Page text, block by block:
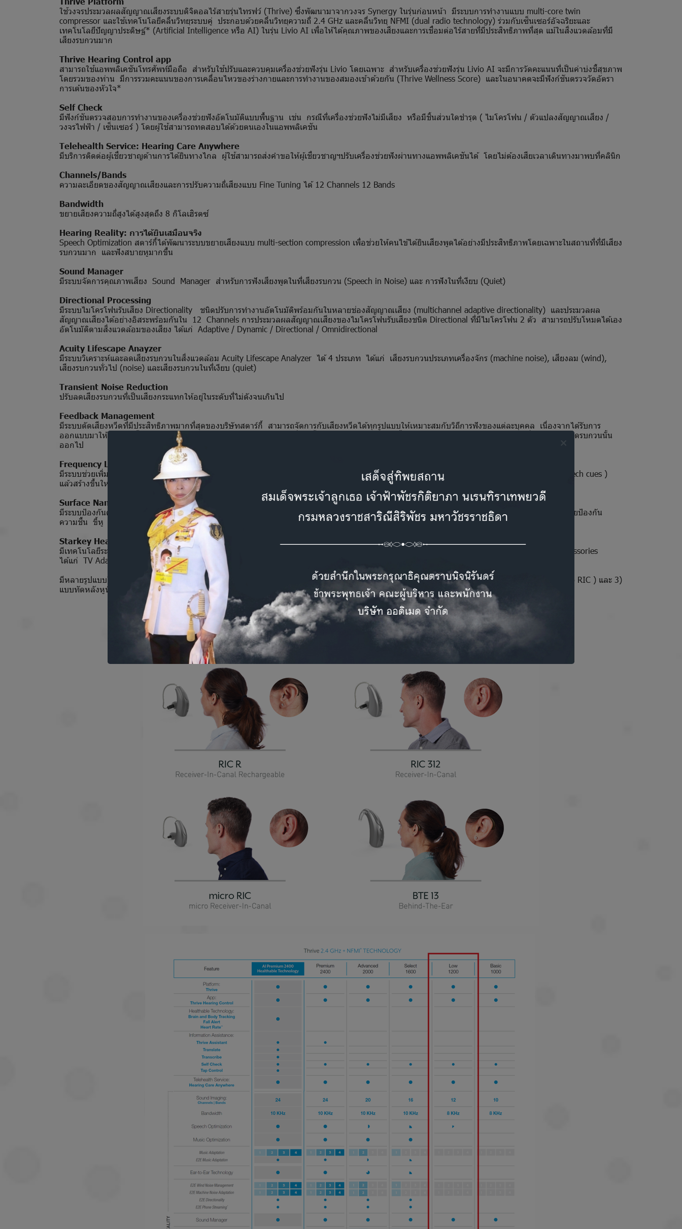
ใช้วงจรประมวลผลสัญญาณเสียงระบบดิจิตอลไร้สายรุ่นไทรฟว์ (Thrive) ซึ่งพัฒนามาจากวงจร Synergy ในรุ่นก่อนหน้า มีระบบการทำงานแบบ multi-core twin
compressor และใช้เทคโนโลยีคลื่นวิทยุระบบคู่ ประกอบด้วยคลื่นวิทยุความถี่ 2.4 GHz และคลื่นวิทยุ NFMI (dual radio technology) ร่วมกับเซ็นเซอร์อัจฉริยะและ
เทคโนโลยีปัญญาประดิษฐ์* (Artificial Intelligence หรือ AI) ในรุ่น Livio AI เพื่อให้ได้คุณภาพของเสียงและการเชื่อมต่อไร้สายที่มีประสิทธิภาพที่สุด แม้ในสิ่งแวดล้อมที่มี
เสียงรบกวนมาก
Thrive Hearing Control app
สามารถใช้แอพพลิเคชันโทรศัพท์มือถือ สำหรับใช้ปรับและควบคุมเครื่องช่วยฟังรุ่น Livio โดยเฉพาะ สำหรับเครื่องช่วยฟังรุ่น Livio AI จะมีการวัดคะแนนที่เป็นค่าบ่งชี้สุขภาพ
โดยรวมของท่าน มีการรวมคะแนนของการเคลื่อนไหวของร่างกายและการทำงานของสมองเข้าด้วยกัน (Thrive Wellness Score) และในอนาคตจะมีฟังก์ชันตรวจวัดอัตรา
การเต้นของหัวใจ*
Self Check
มีฟังก์ชันตรวจสอบการทำงานของเครื่องช่วยฟังอัตโนมัติแบบพื้นฐาน เช่น กรณีที่เครื่องช่วยฟังไม่มีเสียง หรือมีชิ้นส่วนใดชำรุด ( ไมโครโฟน / ตัวแปลงสัญญาณเสียง /
วงจรไฟฟ้า / เซ็นเซอร์ ) โดยผู้ใช้สามารถทดสอบได้ด้วยตนเองในแอพพลิเคชัน
Telehealth Service: Hearing Care Anywhere
มีบริการติดต่อผู้เชี่ยวชาญด้านการได้ยินทางไกล ผู้ใช้สามารถส่งคำขอให้ผู้เชี่ยวชาญฯปรับเครื่องช่วยฟังผ่านทางแอพพลิเคชันได้ โดยไม่ต้องเสียเวลาเดินทางมาพบที่คลินิก
Channels/Bands
ความละเอียดของสัญญาณเสียงและการปรับความถี่เสียงแบบ Fine Tuning ได้ 12 Channels 12 Bands
Bandwidth
ขยายเสียงความถี่สูงได้สูงสุดถึง 8 กิโลเฮิรตซ์
Hearing Reality: การได้ยินเสมือนจริง
Speech Optimization สตาร์กี้ได้พัฒนาระบบขยายเสียงแบบ multi-section compression เพื่อช่วยให้คนไข้ได้ยินเสียงพูดได้อย่างมีประสิทธิภาพโดยเฉพาะในสถานที่ที่มีเสียง
รบกวนมาก และฟังสบายหูมากขึ้น
Sound Manager
มีระบบจัดการคุณภาพเสียง Sound Manager สำหรับการฟังเสียงพูดในที่เสียงรบกวน (Speech in Noise) และ การฟังในที่เงียบ (Quiet)
Directional Processing
มีระบบไมโครโฟนรับเสียง Directionality ชนิดปรับการทำงานอัตโนมัติพร้อมกันในหลายช่องสัญญาณเสียง (multichannel adaptive directionality) และประมวลผล
สัญญาณเสียงได้อย่างอิสระพร้อมกันใน 12 Channels การประมวลผลสัญญาณเสียงของไมโครโฟนรับเสียงชนิด Directional ที่มีไมโครโฟน 2 ตัว สามารถปรับโหมดได้เอง
อัตโนมัติตามสิ่งแวดล้อมของเสียง ได้แก่ Adaptive / Dynamic / Directional / Omnidirectional
Acuity Lifescape Anayzer
มีระบบวิเคราะห์และลดเสียงรบกวนในสิ่งแวดล้อม Acuity Lifescape Analyzer ได้ 4 ประเภท ได้แก่ เสียงรบกวนประเภทเครื่องจักร (machine noise), เสียงลม (wind),
เสียงรบกวนทั่วไป (noise) และเสียงรบกวนในที่เงียบ (quiet)
Transient Noise Reduction
ปรับลดเสียงรบกวนที่เป็นเสียงกระแทกให้อยู่ในระดับที่ไม่ดังจนเกินไป
Feedback Management
มีระบบตัดเสียงหวีดที่มีประสิทธิภาพมากที่สุดของบริษัทสตาร์กี้ สามารถจัดการกับเสียงหวีดได้ทุกรูปแบบให้เหมาะสมกับวิถีการฟังของแต่ละบุคคล เนื่องจากได้รับการ
ออกแบบมาให้สามารถชี้เฉพาะ แยกประเภท และกำจัดเสียงหวีดรบกวนที่เกิดขึ้นในทุกสถานการณ์ เกิดขึ้น แยกเสียงหวีดออก และกำจัดเสียงหึ่งและเสียงหวีดรบกวนนั้น
ออกไป
Frequency Lowering
มีระบบช่วยเพิ่มความสามารถในการได้ยินตามเวลาที่เสียงเกิดขึ้นจริง (Real-time Audibility) โดยการค้นหาสัญญาณเสียงพูดความถี่สูง ( high frequency speech cues )
แล้วสร้างขึ้นใหม่ในช่วงความถี่ที่ต่ำกว่า ช่วยให้ได้คุณภาพเสียงที่ดีและเพิ่มความชัดเจนของเสียงพูดที่ความถี่สูง
Surface NanoShield
มีระบบป้องกันความชื้นที่ทำด้วยวัสดุเคลือบผิวแบบนาโน เคลือบที่เคสของเครื่องช่วยฟัง ชิ้นส่วนต่างๆของเครื่องช่วยฟัง และตัวป้องกันขี้หู Hear Clear เพื่อช่วยป้องกัน
ความชื้น ขี้หู และคราบน้ำมันได้อย่างมีประสิทธิภาพ เพื่อให้เครื่องช่วยฟังมีความทนทาน ลดปัญหาการส่งเครื่องช่วยฟังซ่อมบ่อย
Starkey Hearing Technologies Accessories
มีเทคโนโลยีระบบไร้สาย 2.4 GHz + NFMI Technology ในการเชื่อมต่อเครื่องช่วยฟังกับอุปกรณ์เสริมระบบ ไร้สาย Starkey Hearing Technologies Accessories
ได้แก่ TV Adapter, Remote Microphone+, Mini Remote Microphone และ Remote
มีหลายรูปแบบให้เลือก ได้แก่ 1) แบบทัดหลังหู (BTE) 2) แบบทัดหลังหูที่มีภาคแปลงสัญญาณเสียงอยู่ในช่องหู ขนาดมาตรฐาน (RIC) และขนาดเล็ก ( micro RIC ) และ 3)
แบบทัดหลังหูที่มีภาคแปลงสัญญาณเสียงอยู่ในช่องหูแบบชาร์จไฟฟ้าได้ (RIC R)